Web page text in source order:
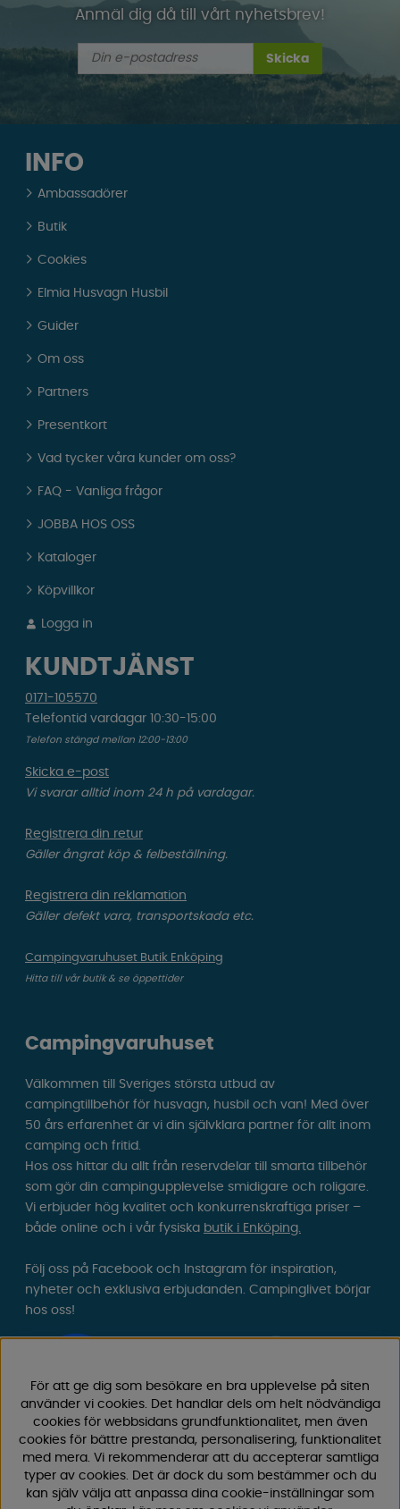
Anmäl dig då till vårt nyhetsbrev!
Skicka
INFO
Ambassadörer
Butik
Cookies
Elmia Husvagn Husbil
Guider
Om oss
Partners
Presentkort
Vad tycker våra kunder om oss?
FAQ - Vanliga frågor
JOBBA HOS OSS
Kataloger
Köpvillkor
Logga in
KUNDTJÄNST
0171-105570
Telefontid vardagar 10:30-15:00
Telefon stängd mellan 12:00-13:00
Skicka e-post
Vi svarar alltid inom 24 h på vardagar.
Registrera din retur
Gäller ångrat köp & felbeställning.
Registrera din reklamation
Gäller defekt vara, transportskada etc.
Campingvaruhuset Butik Enköping
Hitta till vår butik & se öppettider
Campingvaruhuset
Välkommen till Sveriges största utbud av
campingtillbehör för husvagn, husbil och van! Med över
50 års erfarenhet är vi din självklara partner för allt inom
camping och fritid.
Hos oss hittar du allt från reservdelar till smarta tillbehör
som gör din campingupplevelse smidigare och roligare.
Vi erbjuder hög kvalitet och konkurrenskraftiga priser –
både online och i vår fysiska butik i Enköping.
Följ oss på Facebook och Instagram för inspiration,
nyheter och exklusiva erbjudanden. Campinglivet börjar
hos oss!
För att ge dig som besökare en bra upplevelse på siten
använder vi cookies. Det handlar dels om helt nödvändiga
cookies för webbsidans grundfunktionalitet, men även
cookies för bättre prestanda, personalisering, funktionalitet
med mera. Vi rekommenderar att du accepterar samtliga
typer av cookies. Det är dock du som bestämmer och du
kan själv välja att anpassa dina cookie-inställningar som